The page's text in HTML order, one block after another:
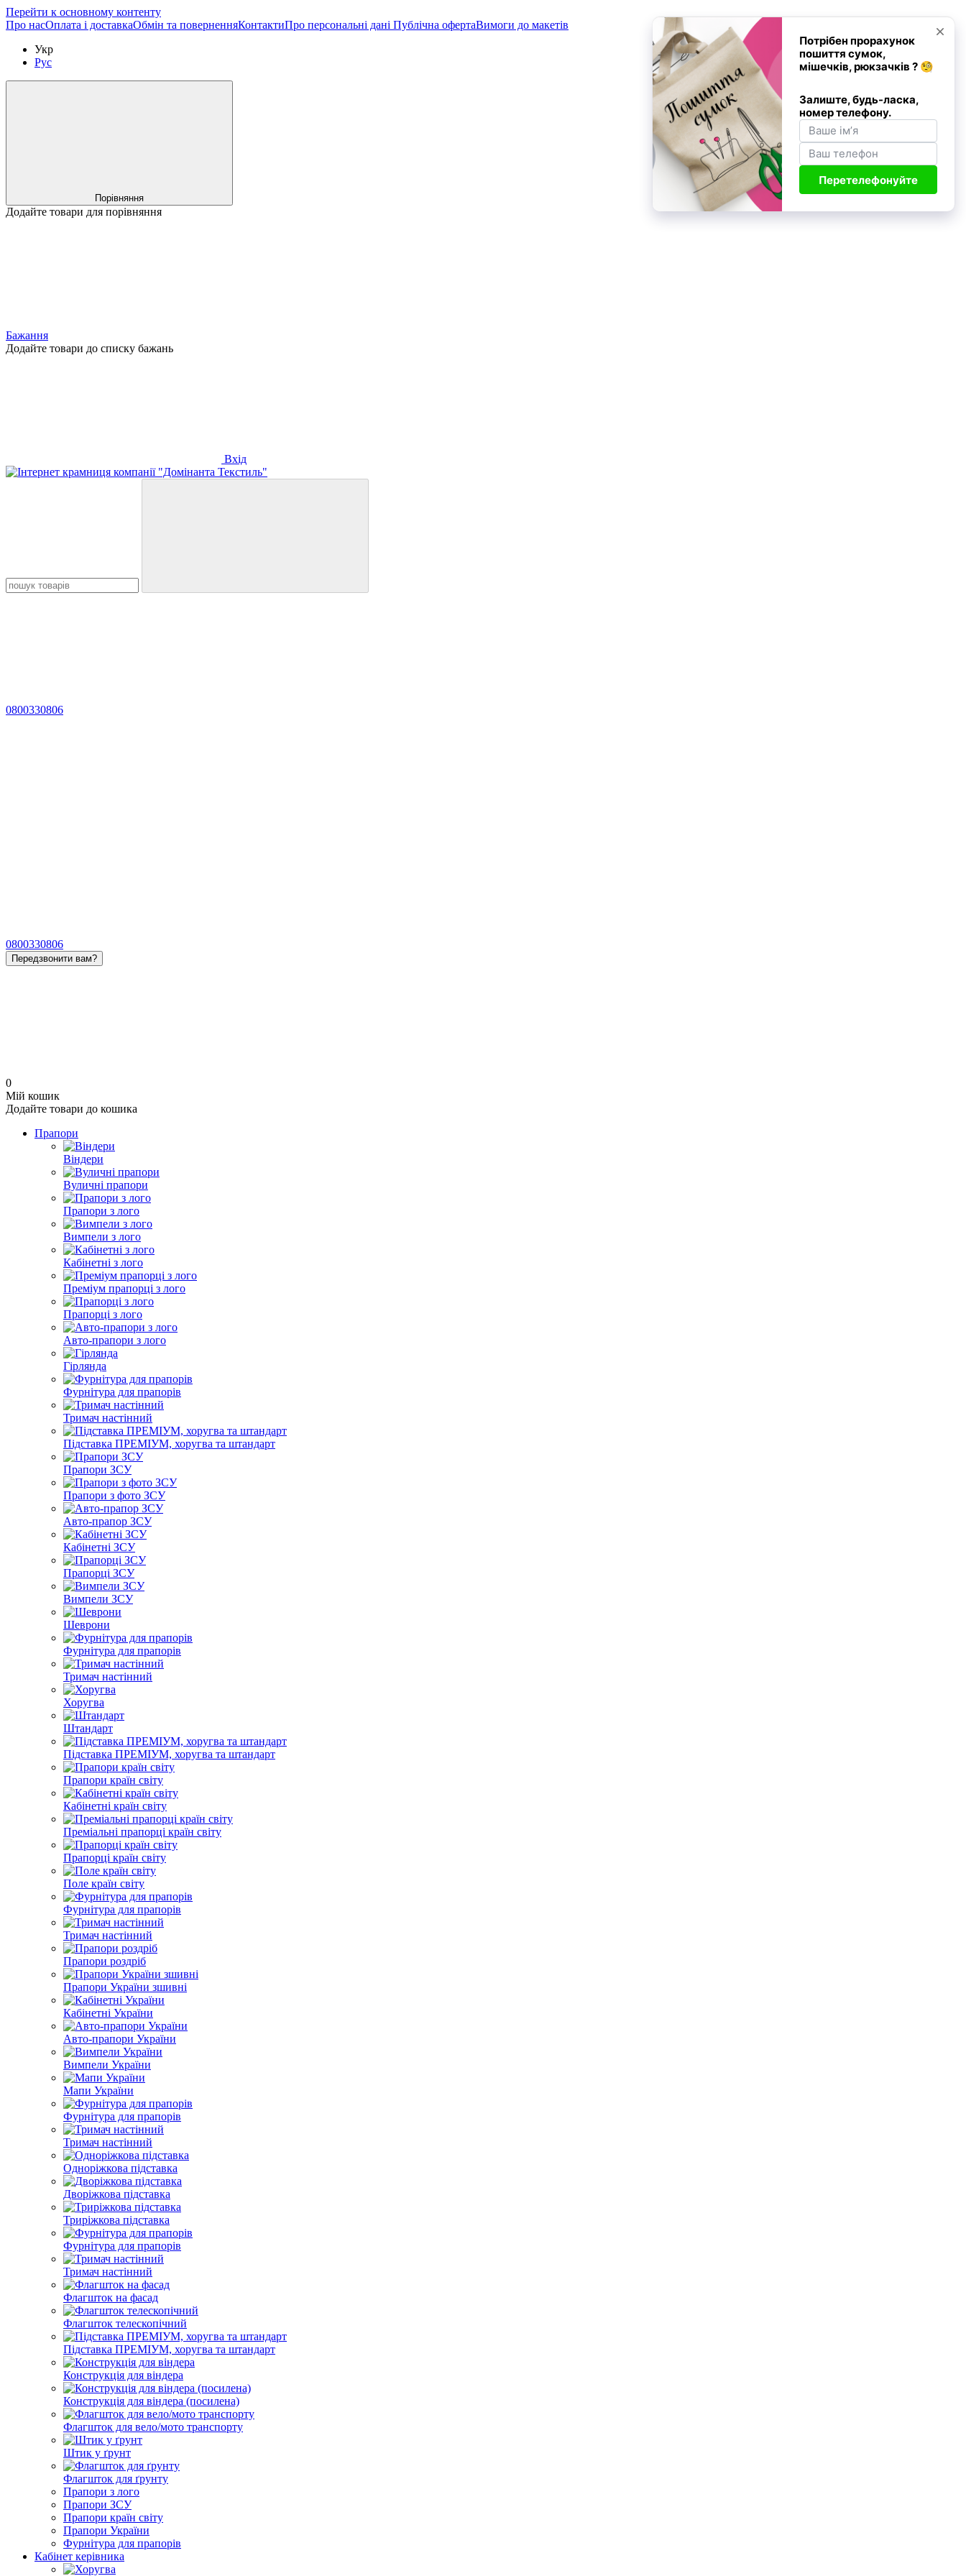
Перейти к основному контенту
Про насОплата і доставкаОбмін та поверненняКонтактиПро персональні дані Публічна офертаВимоги до макетів
Укр
Рус
Порівняння
Додайте товари для порівняння
Бажання
Додайте товари до списку бажань
Вхід
0800330806
0800330806
Передзвонити вам?
0
Мій кошик
Додайте товари до кошика
Прапори
Віндери
Вуличні прапори
Прапори з лого
Вимпели з лого
Кабінетні з лого
Преміум прапорці з лого
Прапорці з лого
Авто-прапори з лого
Гірлянда
Фурнітура для прапорів
Тримач настінний
Підставка ПРЕМІУМ, хоругва та штандарт
Прапори ЗСУ
Прапори з фото ЗСУ
Авто-прапор ЗСУ
Кабінетні ЗСУ
Прапорці ЗСУ
Вимпели ЗСУ
Шеврони
Фурнітура для прапорів
Тримач настінний
Хоругва
Штандарт
Підставка ПРЕМІУМ, хоругва та штандарт
Прапори країн світу
Кабінетні країн світу
Преміальні прапорці країн світу
Прапорці країн світу
Поле країн світу
Фурнітура для прапорів
Тримач настінний
Прапори роздріб
Прапори України зшивні
Кабінетні України
Авто-прапори України
Вимпели України
Мапи України
Фурнітура для прапорів
Тримач настінний
Одноріжкова підставка
Дворіжкова підставка
Триріжкова підставка
Фурнітура для прапорів
Тримач настінний
Флагшток на фасад
Флагшток телескопічний
Підставка ПРЕМІУМ, хоругва та штандарт
Конструкція для віндера
Конструкція для віндера (посилена)
Флагшток для вело/мото транспорту
Штик у ґрунт
Флагшток для ґрунту
Прапори з лого
Прапори ЗСУ
Прапори країн світу
Прапори України
Фурнітура для прапорів
Кабінет керівника